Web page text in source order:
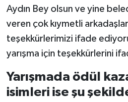
Aydın Bey olsun ve yine
veren çok kıymetli
teşekkürlerimizi ifade
yarışma için teşekkürlerini
Yarışmada ödül
isimleri ise şu